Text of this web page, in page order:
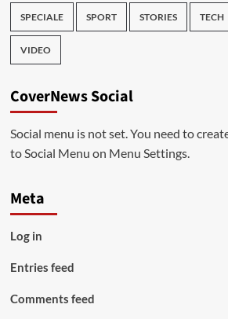
SPECIALE SPORT STORIES TECH
VIDEO
CoverNews Social
Social menu is not set. You need to
to Social Menu on Menu Settings.
Meta
Log in
Entries feed
Comments feed